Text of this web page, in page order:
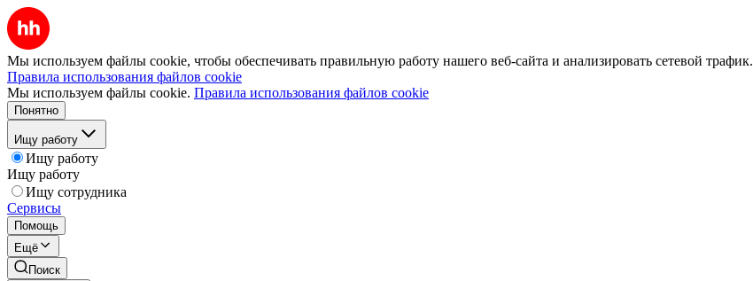
Мы используем файлы cookie, чтобы обеспечивать правильную работу нашего веб-сайта и анализировать сетевой трафик.
Правила использования файлов cookie
Мы используем файлы cookie. Правила использования файлов cookie
Понятно
Ищу работу
Ищу работу
Ищу работу
Ищу сотрудника
Сервисы
Помощь
Ещё
Поиск